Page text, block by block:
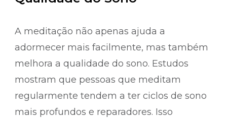
A meditação não apenas ajuda a
adormecer mais facilmente, mas também
melhora a qualidade do sono. Estudos
mostram que pessoas que meditam
regularmente tendem a ter ciclos de sono
mais profundos e reparadores. Isso